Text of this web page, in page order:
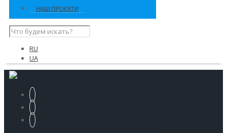
НАШІ ПРОЄКТИ
RU
UA